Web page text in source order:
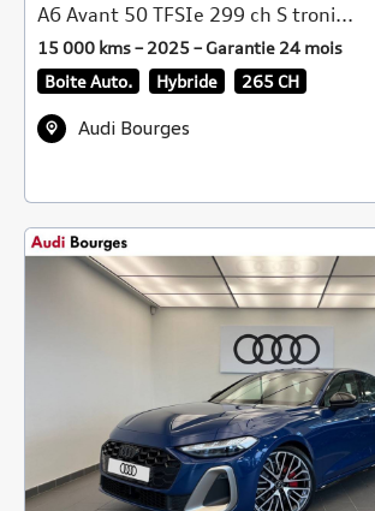
A6 Avant 50 TFSIe 299 ch S troni...
15 000 kms – 2025 – Garantie 24 mois
Boite Auto.
Hybride 265 CH
Audi Bourges